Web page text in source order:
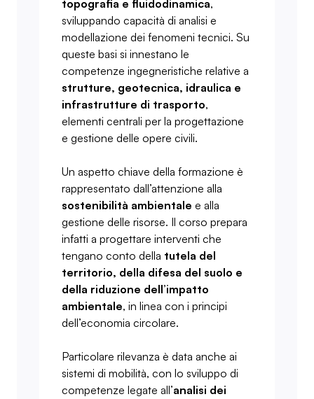
topografia e fluidodinamica,
sviluppando capacità di analisi e
modellazione dei fenomeni tecnici. Su
queste basi si innestano le
competenze ingegneristiche relative a
strutture, geotecnica, idraulica e
infrastrutture di trasporto,
elementi centrali per la progettazione
e gestione delle opere civili.
Un aspetto chiave della formazione è
rappresentato dall’attenzione alla
sostenibilità ambientale e alla
gestione delle risorse. Il corso prepara
infatti a progettare interventi che
tengano conto della tutela del
territorio, della difesa del suolo e
della riduzione dell’impatto
ambientale, in linea con i principi
dell’economia circolare.
Particolare rilevanza è data anche ai
sistemi di mobilità, con lo sviluppo di
competenze legate all’analisi dei